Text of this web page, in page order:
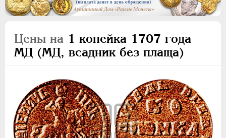
Цены на 1 копейка 1707 года
МД (МД, всадник без плаща)
Серебро
Медь
1 копейка
Денга
Полушка
Полполушки